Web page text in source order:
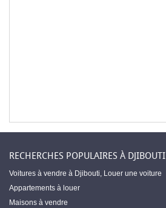
RECHERCHES POPULAIRES À DJIBOUTI
Voitures à vendre à Djibouti, Louer une voiture
Appartements à louer
Maisons à vendre